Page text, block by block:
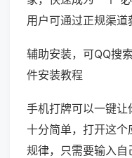
用户可通过正规渠道
辅助安装，可QQ搜
件安装教程
手机打牌可以一键让
十分简单，打开这
规律，只需要输入